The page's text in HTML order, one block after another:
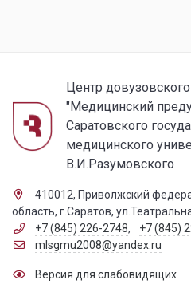
Центр
"Медицинский
Саратовского
медицинского
В.И.Разумовского
410012, Приволжский
область, г.Саратов,
+7 (845) 226-2748,
+7 (845)
mlsgmu2008@yandex.ru
Версия для слабовидящих